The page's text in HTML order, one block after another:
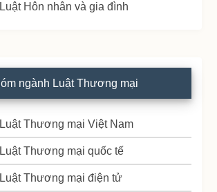
Hôn nhân và gia đình
ngành Luật Thương mại
Thương mại Việt Nam
Thương mại quốc tế
Thương mại điện tử